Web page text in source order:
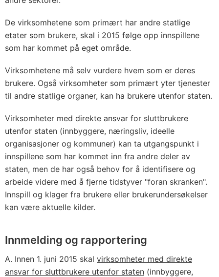
De virksomhetene som primært har andre statlige
etater som brukere, skal i 2015 følge opp innspillene
som har kommet på eget område.
Virksomhetene må selv vurdere hvem som er deres
brukere. Også virksomheter som primært yter tjenester
til andre statlige organer, kan ha brukere utenfor staten.
Virksomheter med direkte ansvar for sluttbrukere
utenfor staten (innbyggere, næringsliv, ideelle
organisasjoner og kommuner) kan ta utgangspunkt i
innspillene som har kommet inn fra andre deler av
staten, men de har også behov for å identifisere og
arbeide videre med å fjerne tidstyver "foran skranken".
Innspill og klager fra brukere eller brukerundersøkelser
kan være aktuelle kilder.
Innmelding og rapportering
A. Innen 1. juni 2015 skal virksomheter med direkte
ansvar for sluttbrukere utenfor staten (innbyggere,